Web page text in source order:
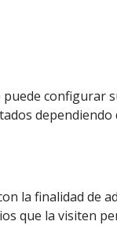
configurar
dependiendo
la finalidad de
que la visiten